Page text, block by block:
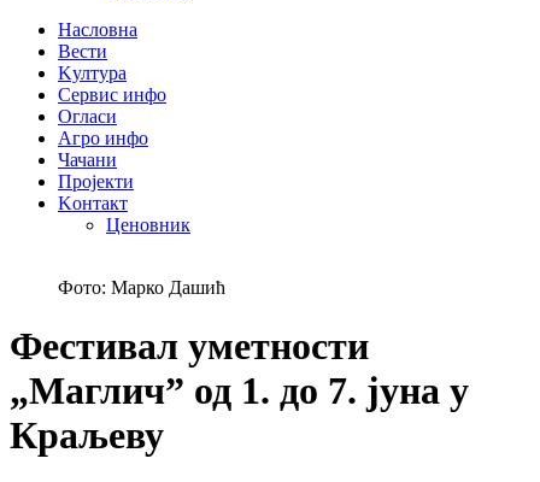
Насловна
Вести
Kултура
Сервис инфо
Огласи
Агро инфо
Чачани
Пројекти
Kонтакт
Ценовник
Фото: Марко Дашић
Фестивал уметности
„Маглич” од 1. до 7. јуна у
Краљеву